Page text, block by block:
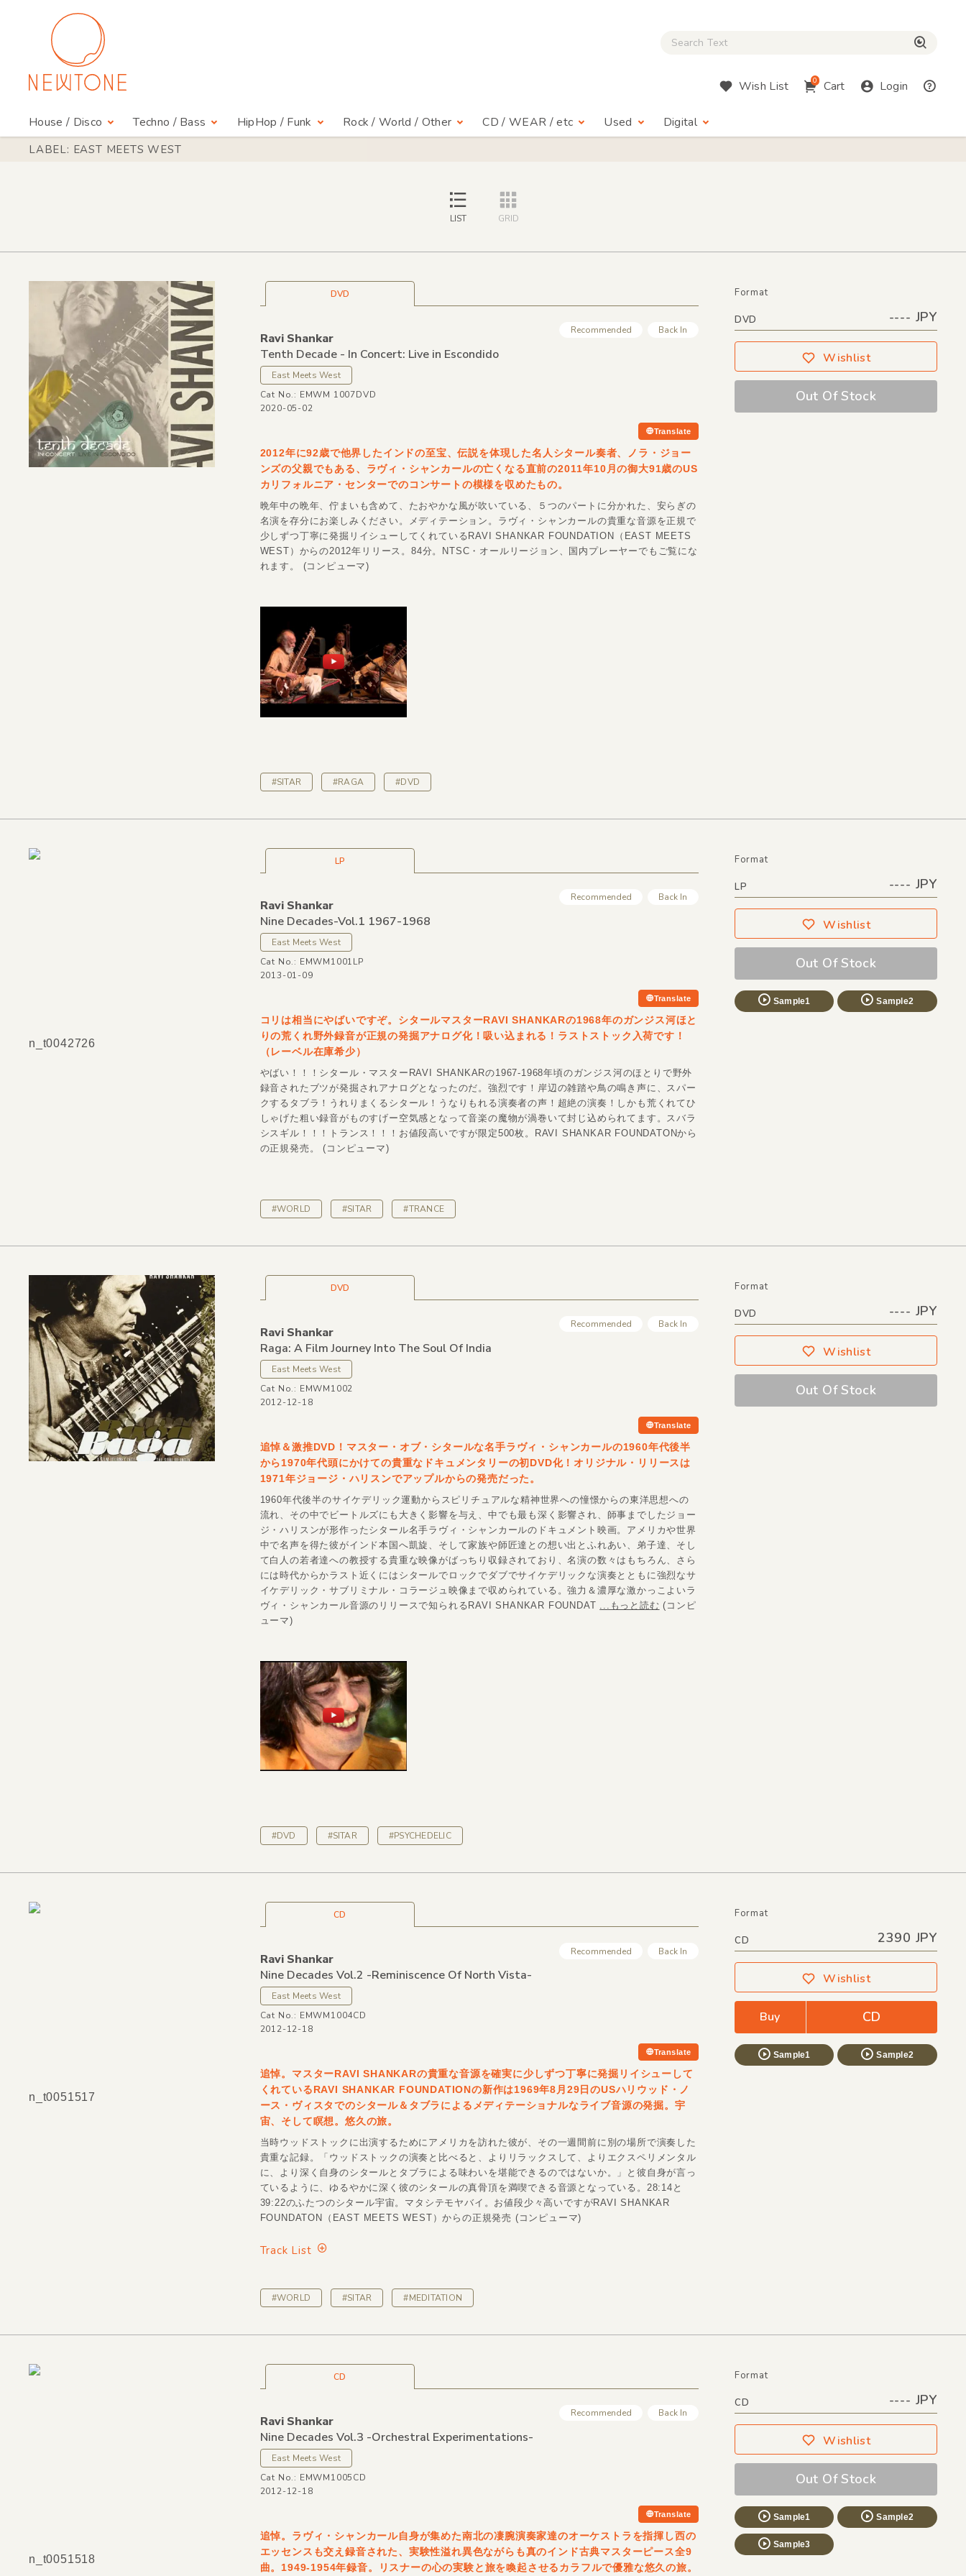
Close Search box
Wish List 0 Cart Login
House / Disco Techno / Bass HipHop / Funk Rock / World / Other CD / WEAR / etc Used Digital
LABEL: EAST MEETS WEST
LIST GRID
DVD
Recommended Back In
Ravi Shankar
Tenth Decade - In Concert: Live in Escondido
East Meets West
Cat No.: EMWM 1007DVD
2020-05-02
Translate
Format
DVD ---- JPY
Wishlist
Out Of Stock
2012年に92歳で他界したインドの至宝、伝説を体現した名人シタール奏者、ノラ・ジョー
ンズの父親でもある、ラヴィ・シャンカールの亡くなる直前の2011年10月の御大91歳のUS
カリフォルニア・センターでのコンサートの模様を収めたもの。
晩年中の晩年、佇まいも含めて、たおやかな風が吹いている、５つのパートに分かれた、安らぎの
名演を存分にお楽しみください。メディテーション。ラヴィ・シャンカールの貴重な音源を正規で
少しずつ丁寧に発掘リイシューしてくれているRAVI SHANKAR FOUNDATION（EAST MEETS
WEST）からの2012年リリース。84分。NTSC・オールリージョン、国内プレーヤーでもご覧にな
れます。 (コンピューマ)
#SITAR #RAGA #DVD
n_t0042726
LP
Recommended Back In
Ravi Shankar
Nine Decades-Vol.1 1967-1968
East Meets West
Cat No.: EMWM1001LP
2013-01-09
Translate
Format
LP ---- JPY
Wishlist
Out Of Stock
Sample1 Sample2
コリは相当にやばいですぞ。シタールマスターRAVI SHANKARの1968年のガンジス河ほと
りの荒くれ野外録音が正規の発掘アナログ化！吸い込まれる！ラストストック入荷です！
（レーベル在庫希少）
やばい！！！シタール・マスターRAVI SHANKARの1967-1968年頃のガンジス河のほとりで野外
録音されたブツが発掘されアナログとなったのだ。強烈です！岸辺の雑踏や鳥の鳴き声に、スパー
クするタブラ！うれりまくるシタール！うなりもれる演奏者の声！超絶の演奏！しかも荒くれてひ
しゃげた粗い録音がものすげー空気感となって音楽の魔物が渦巻いて封じ込められてます。スバラ
シスギル！！！トランス！！！お値段高いですが限定500枚。RAVI SHANKAR FOUNDATONから
の正規発売。 (コンピューマ)
#WORLD #SITAR #TRANCE
DVD
Recommended Back In
Ravi Shankar
Raga: A Film Journey Into The Soul Of India
East Meets West
Cat No.: EMWM1002
2012-12-18
Translate
Format
DVD ---- JPY
Wishlist
Out Of Stock
追悼＆激推DVD！マスター・オブ・シタールな名手ラヴィ・シャンカールの1960年代後半
から1970年代頭にかけての貴重なドキュメンタリーの初DVD化！オリジナル・リリースは
1971年ジョージ・ハリスンでアップルからの発売だった。
1960年代後半のサイケデリック運動からスピリチュアルな精神世界への憧憬からの東洋思想への
流れ、その中でビートルズにも大きく影響を与え、中でも最も深く影響され、師事までしたジョー
ジ・ハリスンが形作ったシタール名手ラヴィ・シャンカールのドキュメント映画。アメリカや世界
中で名声を得た彼がインド本国へ凱旋、そして家族や師匠達との想い出とふれあい、弟子達、そし
て白人の若者達への教授する貴重な映像がばっちり収録されており、名演の数々はもちろん、さら
には時代からかラスト近くにはシタールでロックでダブでサイケデリックな演奏とともに強烈なサ
イケデリック・サブリミナル・コラージュ映像まで収められている。強力＆濃厚な激かっこよいラ
ヴィ・シャンカール音源のリリースで知られるRAVI SHANKAR FOUNDAT
...もっと読む (コンピ
ューマ)
#DVD #SITAR #PSYCHEDELIC
n_t0051517
CD
Recommended Back In
Ravi Shankar
Nine Decades Vol.2 -Reminiscence Of North Vista-
East Meets West
Cat No.: EMWM1004CD
2012-12-18
Translate
Format
CD 2390 JPY
Wishlist
Buy CD
Sample1 Sample2
追悼。マスターRAVI SHANKARの貴重な音源を確実に少しずつ丁寧に発掘リイシューして
くれているRAVI SHANKAR FOUNDATIONの新作は1969年8月29日のUSハリウッド・ノ
ース・ヴィスタでのシタール＆タブラによるメディテーショナルなライブ音源の発掘。宇
宙、そして瞑想。悠久の旅。
当時ウッドストックに出演するためにアメリカを訪れた彼が、その一週間前に別の場所で演奏した
貴重な記録。「ウッドストックの演奏と比べると、よりリラックスして、よりエクスペリメンタル
に、より深く自身のシタールとタブラによる味わいを堪能できるのではないか。」と彼自身が言っ
ているように、ゆるやかに深く彼のシタールの真骨頂を満喫できる音源となっている。28:14と
39:22のふたつのシタール宇宙。マタシテモヤバイ。お値段少々高いですがRAVI SHANKAR
FOUNDATON（EAST MEETS WEST）からの正規発売 (コンピューマ)
Track List
#WORLD #SITAR #MEDITATION
n_t0051518
CD
Recommended Back In
Ravi Shankar
Nine Decades Vol.3 -Orchestral Experimentations-
East Meets West
Cat No.: EMWM1005CD
2012-12-18
Translate
Format
CD ---- JPY
Wishlist
Out Of Stock
Sample1 Sample2
Sample3
追悼。ラヴィ・シャンカール自身が集めた南北の凄腕演奏家達のオーケストラを指揮し西の
エッセンスも交え録音された、実験性溢れ異色ながらも真のインド古典マスターピース全9
曲。1949-1954年録音。リスナーの心の実験と旅を喚起させるカラフルで優雅な悠久の旅。